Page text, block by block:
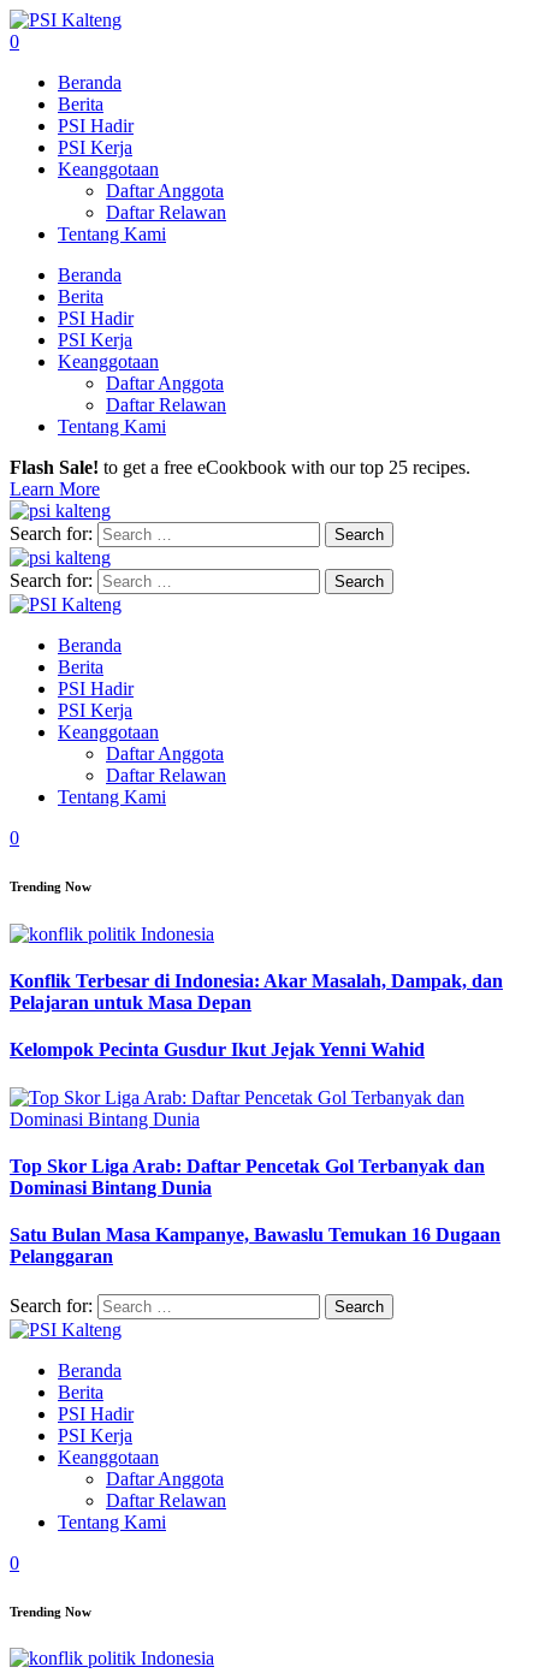
0
Beranda
Berita
PSI Hadir
PSI Kerja
Keanggotaan
Daftar Anggota
Daftar Relawan
Tentang Kami
Beranda
Berita
PSI Hadir
PSI Kerja
Keanggotaan
Daftar Anggota
Daftar Relawan
Tentang Kami
Flash Sale! to get a free eCookbook with our top 25 recipes.
Learn More
Search for:
Search for:
Beranda
Berita
PSI Hadir
PSI Kerja
Keanggotaan
Daftar Anggota
Daftar Relawan
Tentang Kami
0
Trending Now
Konflik Terbesar di Indonesia: Akar Masalah, Dampak, dan
Pelajaran untuk Masa Depan
Kelompok Pecinta Gusdur Ikut Jejak Yenni Wahid
Top Skor Liga Arab: Daftar Pencetak Gol Terbanyak dan
Dominasi Bintang Dunia
Satu Bulan Masa Kampanye, Bawaslu Temukan 16 Dugaan
Pelanggaran
Search for:
Beranda
Berita
PSI Hadir
PSI Kerja
Keanggotaan
Daftar Anggota
Daftar Relawan
Tentang Kami
0
Trending Now